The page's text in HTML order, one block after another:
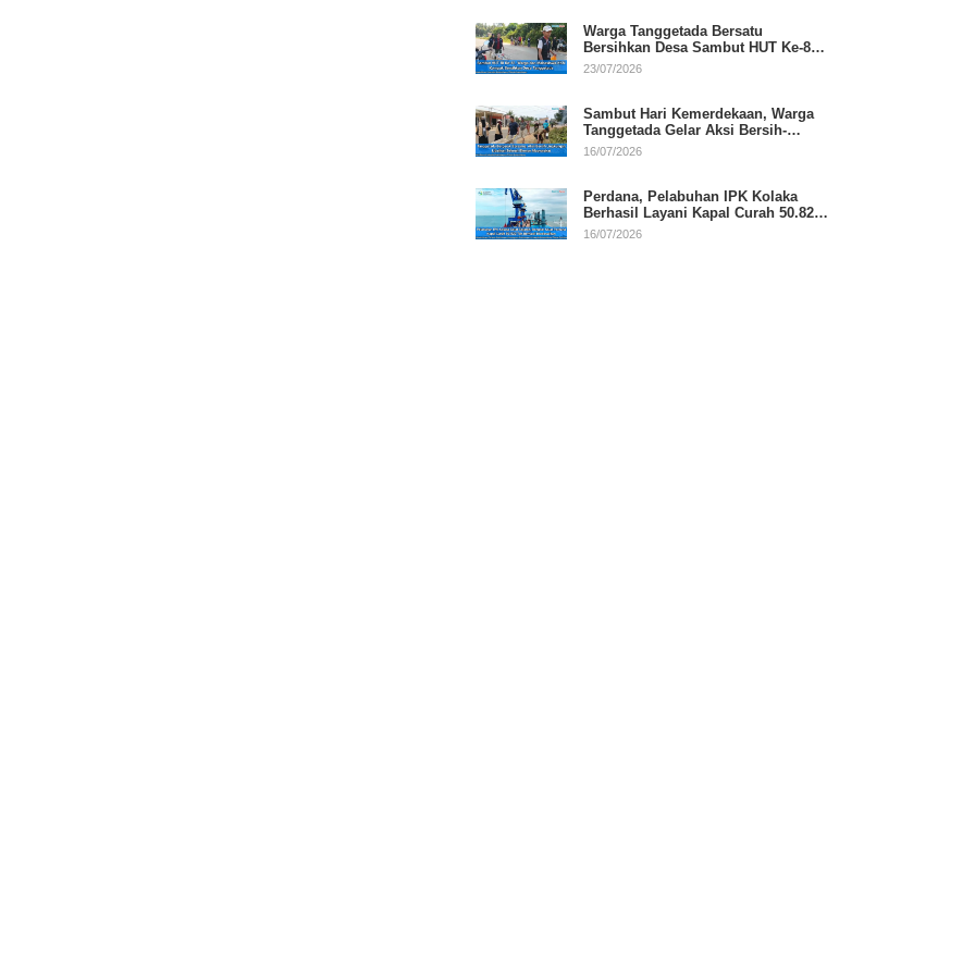
Warga Tanggetada Bersatu
Bersihkan Desa Sambut HUT Ke-81
RI
23/07/2026
Sambut Hari Kemerdekaan, Warga
Tanggetada Gelar Aksi Bersih-
Bersih Desa
16/07/2026
Perdana, Pelabuhan IPK Kolaka
Berhasil Layani Kapal Curah 50.820
Ton
16/07/2026